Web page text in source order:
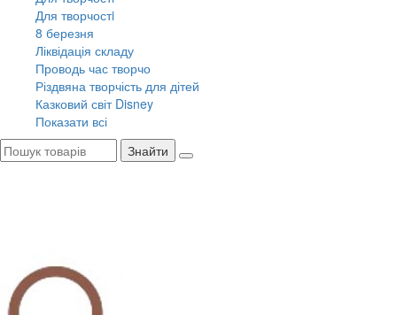
Для творчостi
8 березня
Ліквідація складу
Проводь час творчо
Різдвяна творчість для дітей
Казковий світ Disney
Показати всі
Знайти